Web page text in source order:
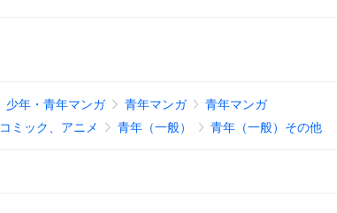
少年・青年マンガ 青年マンガ
青年マンガ
コミック、アニメ 青年（一般） 青年（一般）その他